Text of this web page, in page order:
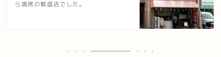
ら満席の繁盛店でした。